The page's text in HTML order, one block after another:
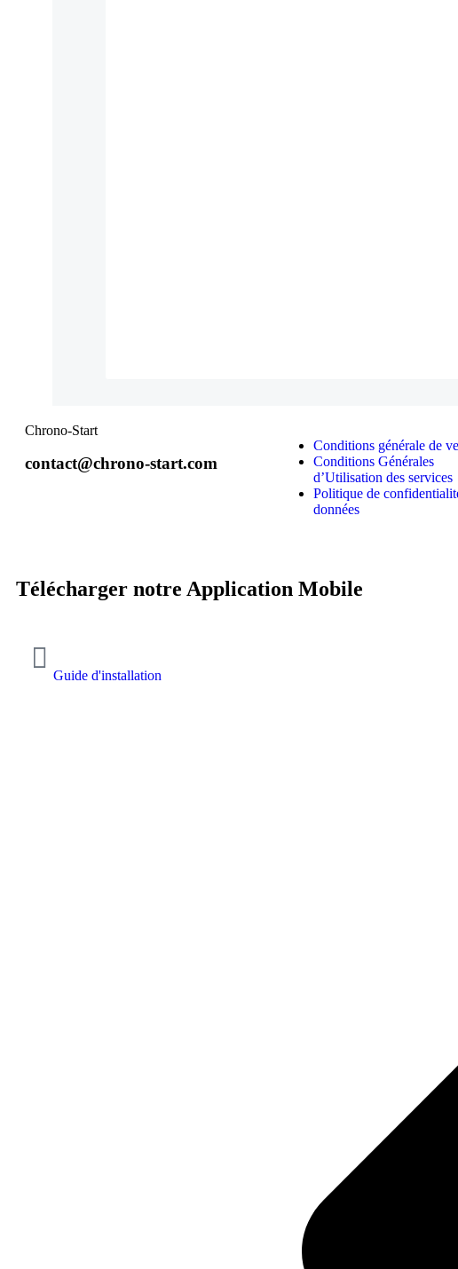
Chrono-Start
contact@chrono-start.com
Conditions générale de
Conditions Générales
d’Utilisation des services
Politique de
données
Télécharger notre Application Mobile
Guide d'installation